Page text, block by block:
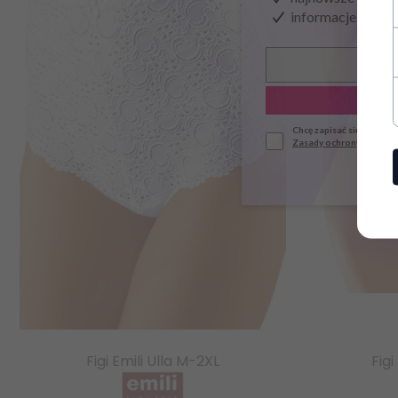
Figi Emili Ulla M-2XL
informacje o
Chcę zapisać się do
Zasady ochrony danych